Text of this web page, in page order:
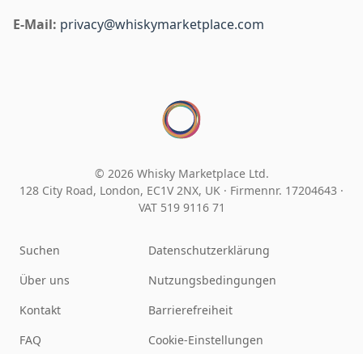
E-Mail: privacy@whiskymarketplace.com
© 2026 Whisky Marketplace Ltd.
128 City Road, London, EC1V 2NX, UK · Firmennr. 17204643 ·
VAT 519 9116 71
Suchen
Über uns
Kontakt
FAQ
Datenschutzerklärung
Nutzungsbedingungen
Barrierefreiheit
Cookie-Einstellungen